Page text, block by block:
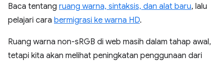
Baca tentang ruang warna, sintaksis, dan alat baru, lalu
pelajari cara bermigrasi ke warna HD.
Ruang warna non-sRGB di web masih dalam tahap awal,
tetapi kita akan melihat peningkatan penggunaan dari